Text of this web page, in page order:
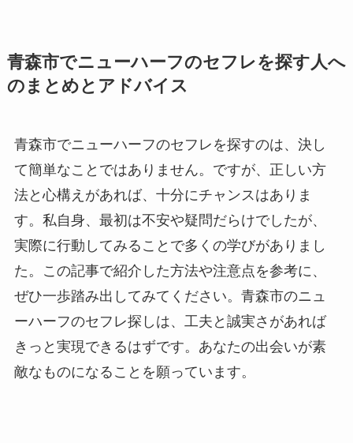
青森市でニューハーフのセフレを探す人へ
のまとめとアドバイス
青森市でニューハーフのセフレを探すのは、決し
て簡単なことではありません。ですが、正しい方
法と心構えがあれば、十分にチャンスはありま
す。私自身、最初は不安や疑問だらけでしたが、
実際に行動してみることで多くの学びがありまし
た。この記事で紹介した方法や注意点を参考に、
ぜひ一歩踏み出してみてください。青森市のニュ
ーハーフのセフレ探しは、工夫と誠実さがあれば
きっと実現できるはずです。あなたの出会いが素
敵なものになることを願っています。